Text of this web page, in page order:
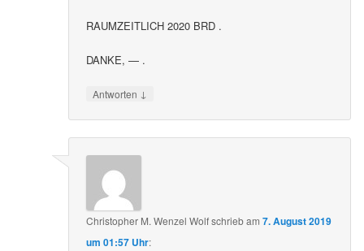
RAUMZEITLICH 2020 BRD .
DANKE, — .
Antworten ↓
Christopher M. Wenzel Wolfschriebam7. August 2019
um 01:57 Uhr: